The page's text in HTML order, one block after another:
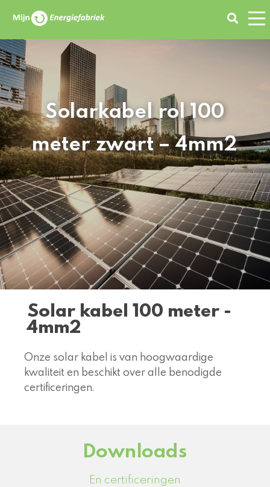
Solarkabel rol 100
meter zwart – 4mm2
Solar kabel 100 meter -
4mm2
Onze solar kabel is van hoogwaardige
kwaliteit en beschikt over alle benodigde
certificeringen.
Downloads
En certificeringen